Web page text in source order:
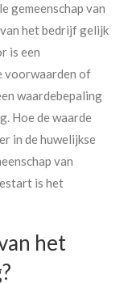
gemeenschap van
het bedrijf gelijk
is een
voorwaarden of
waardebepaling
Hoe de waarde
in de huwelijkse
van
is het
het